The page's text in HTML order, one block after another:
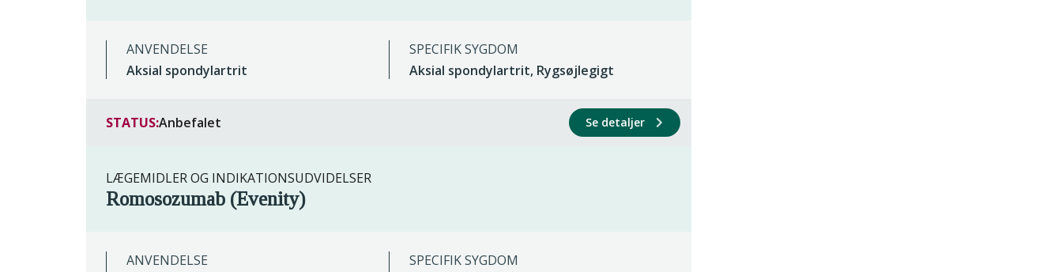
ANVENDELSE
Aksial spondylartrit
SPECIFIK SYGDOM
Aksial spondylartrit, Rygsøjlegigt
STATUS:Anbefalet Se detaljer
LÆGEMIDLER OG INDIKATIONSUDVIDELSER
Romosozumab (Evenity)
ANVENDELSE
SPECIFIK SYGDOM